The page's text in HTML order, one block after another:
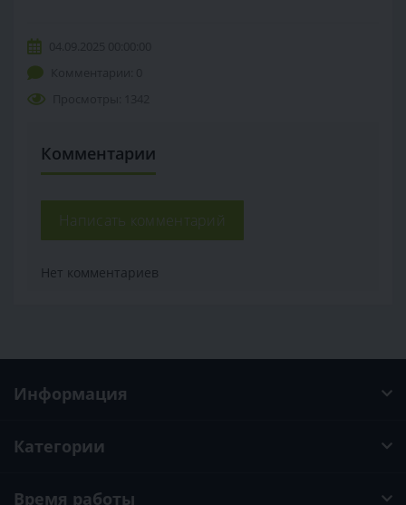
Комментарии
Написать комментарий
Нет комментариев
Информация
Категории
Время работы